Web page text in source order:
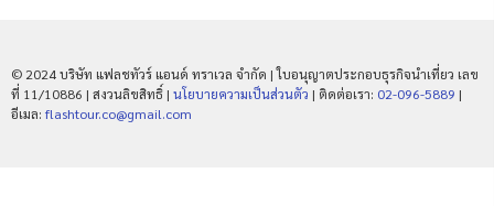
© 2024 บริษัท แฟลชทัวร์ แอนด์ ทราเวล จำกัด | ใบอนุญาตประกอบธุรกิจนำเที่ยว เลข
ที่ 11/10886 | สงวนลิขสิทธิ์ | นโยบายความเป็นส่วนตัว | ติดต่อเรา: 02-096-5889 |
อีเมล: flashtour.co@gmail.com